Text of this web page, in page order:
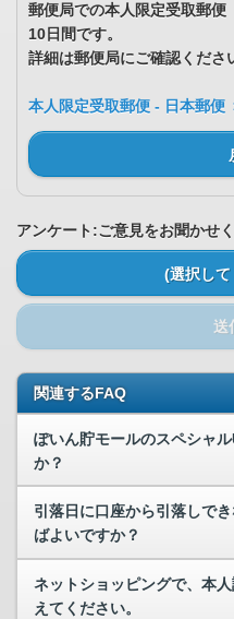
郵便局での本人限定受取郵便
10日間です。
詳細は郵便局にご確認くださ
本人限定受取郵便 ‐ 日本郵便
アンケート:ご意見をお聞かせ
(選択し
送
関連するFAQ
ぽいん貯モールのスペシャ
か？
引落日に口座から引落しで
ばよいですか？
ネットショッピングで、本
えてください。